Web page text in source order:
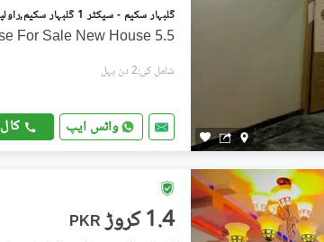
5.5 Mala. House For Sale New House
شامل کی:2 دن پہل
واٹس ایپ کال
PKR 1.4 کروڑ